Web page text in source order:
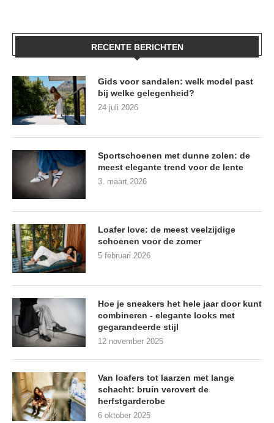
RECENTE BERICHTEN
Gids voor sandalen: welk model past
bij welke gelegenheid?
24 juli 2026
Sportschoenen met dunne zolen: de
meest elegante trend voor de lente
3. maart 2026
Loafer love: de meest veelzijdige
schoenen voor de zomer
5 februari 2026
Hoe je sneakers het hele jaar door kunt
combineren - elegante looks met
gegarandeerde stijl
12 november 2025
Van loafers tot laarzen met lange
schacht: bruin verovert de
herfstgarderobe
6 oktober 2025